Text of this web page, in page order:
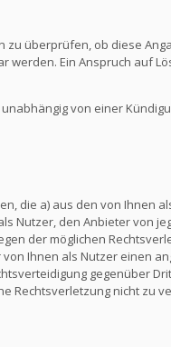
überprüfen, ob diese
werden. Ein Anspruch auf
von einer
die a) aus den von Ihnen
Nutzer, den Anbieter von
der möglichen
Ihnen als Nutzer einen
gegenüber
Rechtsverletzung nicht zu